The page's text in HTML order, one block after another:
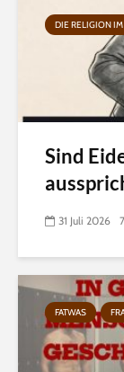
DIE RELIGION
Sind
31 Juli 2026
FATWAS